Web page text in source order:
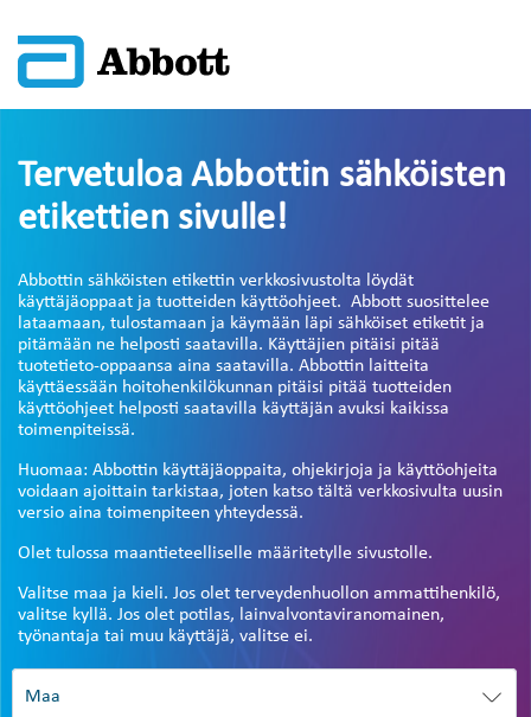
Tervetuloa Abbottin sähköisten
etikettien sivulle!
Abbottin sähköisten etikettin verkkosivustolta löydät
käyttäjäoppaat ja tuotteiden käyttöohjeet. Abbott suosittelee
lataamaan, tulostamaan ja käymään läpi sähköiset etiketit ja
pitämään ne helposti saatavilla. Käyttäjien pitäisi pitää
tuotetieto-oppaansa aina saatavilla. Abbottin laitteita
käyttäessään hoitohenkilökunnan pitäisi pitää tuotteiden
käyttöohjeet helposti saatavilla käyttäjän avuksi kaikissa
toimenpiteissä.
Huomaa: Abbottin käyttäjäoppaita, ohjekirjoja ja käyttöohjeita
voidaan ajoittain tarkistaa, joten katso tältä verkkosivulta uusin
versio aina toimenpiteen yhteydessä.
Olet tulossa maantieteelliselle määritetylle sivustolle.
Valitse maa ja kieli. Jos olet terveydenhuollon ammattihenkilö,
valitse kyllä. Jos olet potilas, lainvalvontaviranomainen,
työnantaja tai muu käyttäjä, valitse ei.